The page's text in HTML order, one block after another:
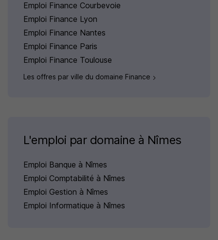
Emploi Finance Courbevoie
Emploi Finance Lyon
Emploi Finance Nantes
Emploi Finance Paris
Emploi Finance Toulouse
Les offres par ville du domaine Finance
L'emploi par domaine à Nîmes
Emploi Banque à Nîmes
Emploi Comptabilité à Nîmes
Emploi Gestion à Nîmes
Emploi Informatique à Nîmes